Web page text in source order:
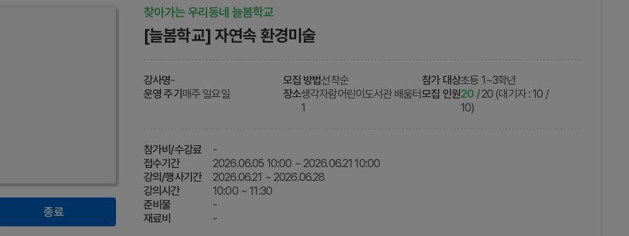
찾아가는 우리동네 늘봄학교
[늘봄학교] 자연속 환경미술
강사명- 모집 방법선착순 참가 대상초등 1~3학년
운영 주기 매주 일요일 장소생각자람어린이도서관 배움터
1
모집 인원20 / 20 (대기자 : 10 /
10)
참가비/수강료
-
접수기간
2026.06.05 10:00 ~ 2026.06.21 10:00
강의/행사기간
2026.06.21 ~ 2026.06.28
강의시간
10:00 ~ 11:30
준비물
-
재료비
-
종료